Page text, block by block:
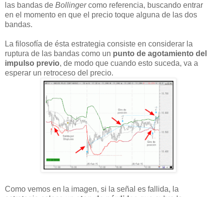
las bandas de Bollingercomo referencia, buscando entrar
en el momento en que el precio toque alguna de las dos
bandas.
La filosofía de ésta estrategia consiste en considerar la
ruptura de las bandas como un punto de agotamiento del
impulso previo, de modo que cuando esto suceda, va a
esperar un retroceso del precio.
Como vemos en la imagen, si la señal es fallida, la